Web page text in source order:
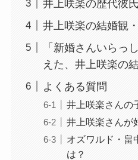
井上咲楽の歴代彼
井上咲楽の結婚観
「新婚さんいらっ
えた、井上咲楽の
よくある質問
井上咲楽さんの
井上咲楽さんが
オズワルド・畠
は？